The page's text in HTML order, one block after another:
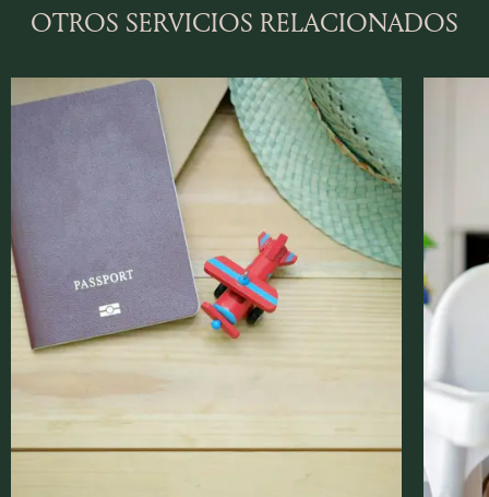
OTROS SERVICIOS RELACIONADOS